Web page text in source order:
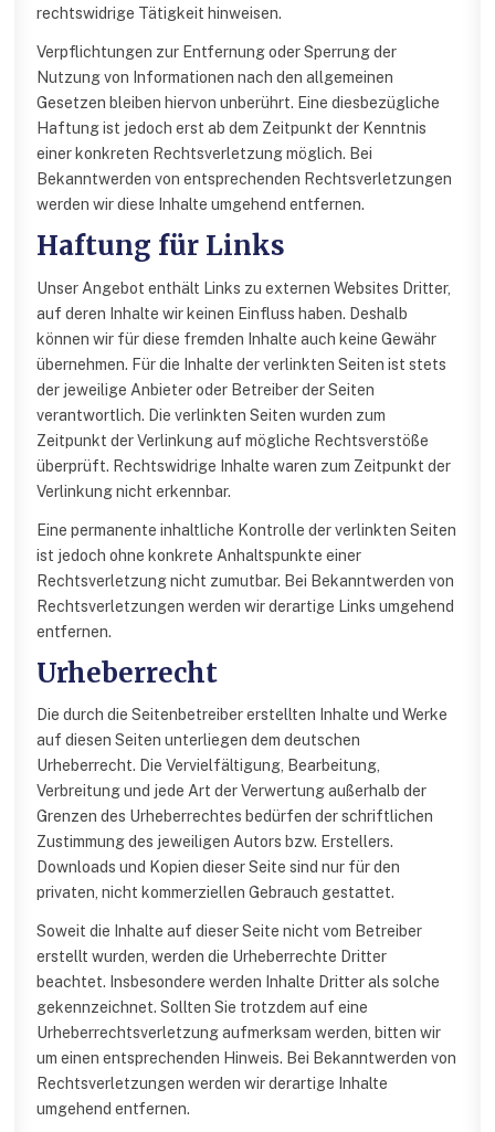
rechtswidrige Tätigkeit hinweisen.
Verpflichtungen zur Entfernung oder Sperrung der
Nutzung von Informationen nach den allgemeinen
Gesetzen bleiben hiervon unberührt. Eine diesbezügliche
Haftung ist jedoch erst ab dem Zeitpunkt der Kenntnis
einer konkreten Rechtsverletzung möglich. Bei
Bekanntwerden von entsprechenden Rechtsverletzungen
werden wir diese Inhalte umgehend entfernen.
Haftung für Links
Unser Angebot enthält Links zu externen Websites Dritter,
auf deren Inhalte wir keinen Einfluss haben. Deshalb
können wir für diese fremden Inhalte auch keine Gewähr
übernehmen. Für die Inhalte der verlinkten Seiten ist stets
der jeweilige Anbieter oder Betreiber der Seiten
verantwortlich. Die verlinkten Seiten wurden zum
Zeitpunkt der Verlinkung auf mögliche Rechtsverstöße
überprüft. Rechtswidrige Inhalte waren zum Zeitpunkt der
Verlinkung nicht erkennbar.
Eine permanente inhaltliche Kontrolle der verlinkten Seiten
ist jedoch ohne konkrete Anhaltspunkte einer
Rechtsverletzung nicht zumutbar. Bei Bekanntwerden von
Rechtsverletzungen werden wir derartige Links umgehend
entfernen.
Urheberrecht
Die durch die Seitenbetreiber erstellten Inhalte und Werke
auf diesen Seiten unterliegen dem deutschen
Urheberrecht. Die Vervielfältigung, Bearbeitung,
Verbreitung und jede Art der Verwertung außerhalb der
Grenzen des Urheberrechtes bedürfen der schriftlichen
Zustimmung des jeweiligen Autors bzw. Erstellers.
Downloads und Kopien dieser Seite sind nur für den
privaten, nicht kommerziellen Gebrauch gestattet.
Soweit die Inhalte auf dieser Seite nicht vom Betreiber
erstellt wurden, werden die Urheberrechte Dritter
beachtet. Insbesondere werden Inhalte Dritter als solche
gekennzeichnet. Sollten Sie trotzdem auf eine
Urheberrechtsverletzung aufmerksam werden, bitten wir
um einen entsprechenden Hinweis. Bei Bekanntwerden von
Rechtsverletzungen werden wir derartige Inhalte
umgehend entfernen.